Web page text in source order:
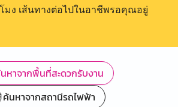
มง เส้นทางต่อไปในอาชีพรอคุณอยู่
หาจากพื้นที่สะดวกรับงาน
ค้นหาจากสถานีรถไฟฟ้า